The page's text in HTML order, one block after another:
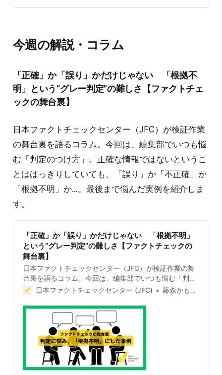
報を「正しい」と答えました。一般に思われているより
的にどのよう
今週の解説・コラム
「正確」か「誤り」かだけじゃない 「根拠不
明」という“グレー判定”の難しさ【ファクトチェ
ックの舞台裏】
日本ファクトチェックセンター（JFC）が検証作業
の舞台裏を語るコラム。今回は、編集部でいつも悩
む「判定のつけ方」。正確な情報ではないというこ
とははっきりしていても、「誤り」か「不正確」か
「根拠不明」か...。最後まで悩んだ実例を紹介しま
す。
「正確」か「誤り」かだけじゃない 「根拠不明」
という“グレー判定”の難しさ【ファクトチェックの
舞台裏】
日本ファクトチェックセンター（JFC）が検証作業の舞
台裏を語るコラム。今回は、編集部でいつも悩む「判定
のつけ方」。正確な情報ではないということははっきり
か...。最後まで悩んだ実例を紹介します。 JFCの判定は
５段階 大手メディアの記事では、賛否が分かれるテーマ
で肯定派と否定派の意見を並べる「両論併記」がよく見
られますが、ファクトチェックは客観的・科学的な根拠
に基づき、その内容が事実として正しいのか誤りなのか
を検証します。賛否の意見を書くものではありません。
JFCの判定は「正確」「ほぼ正確」「根拠不明」「不正
日本ファクトチェックセンター (JFC) 藤森かもめ（Kamome Fujimori）